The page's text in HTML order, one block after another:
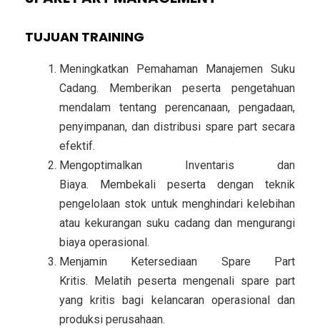
TUJUAN TRAINING
Meningkatkan Pemahaman Manajemen Suku
Cadang. Memberikan peserta pengetahuan
mendalam tentang perencanaan, pengadaan,
penyimpanan, dan distribusi spare part secara
efektif.
Mengoptimalkan Inventaris dan
Biaya. Membekali peserta dengan teknik
pengelolaan stok untuk menghindari kelebihan
atau kekurangan suku cadang dan mengurangi
biaya operasional.
Menjamin Ketersediaan Spare Part
Kritis. Melatih peserta mengenali spare part
yang kritis bagi kelancaran operasional dan
produksi perusahaan.